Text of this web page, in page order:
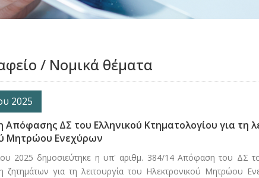
/ Νομικά θέματα
2025
ΔΣ του Ελληνικού Κτηματολογίου για τη
Μητρώου Ενεχύρων
2025 δημοσιεύτηκε η υπ' αριθμ. 384/14 Απόφαση του ΔΣ
ζητημάτων για τη λειτουργία του Ηλεκτρονικού Μητρώου